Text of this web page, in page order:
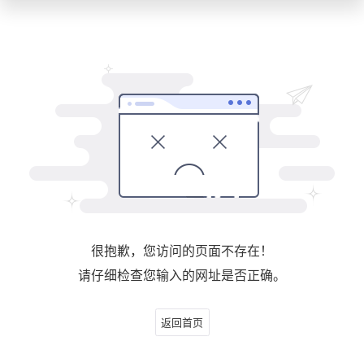
很抱歉，您访问的页面不存在！
请仔细检查您输入的网址是否正确。
返回首页